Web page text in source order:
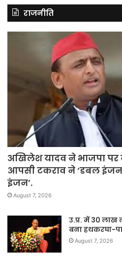
राजनीति
अखिलेश यादव ने भाजपा
आपसी टकराव ने ‘डबल इंजन’
इंजन’.
August 7, 2026
उ.प्र. में 30 लाख
बना हथकरघा-
August 7, 2026